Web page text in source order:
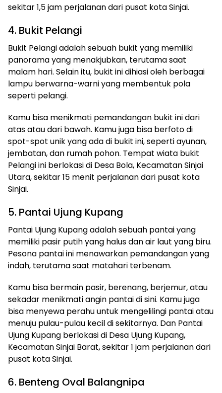
sekitar 1,5 jam perjalanan dari pusat kota Sinjai.
4. Bukit Pelangi
Bukit Pelangi adalah sebuah bukit yang memiliki
panorama yang menakjubkan, terutama saat
malam hari. Selain itu, bukit ini dihiasi oleh berbagai
lampu berwarna-warni yang membentuk pola
seperti pelangi.
Kamu bisa menikmati pemandangan bukit ini dari
atas atau dari bawah. Kamu juga bisa berfoto di
spot-spot unik yang ada di bukit ini, seperti ayunan,
jembatan, dan rumah pohon. Tempat wiata bukit
Pelangi ini berlokasi di Desa Bola, Kecamatan Sinjai
Utara, sekitar 15 menit perjalanan dari pusat kota
Sinjai.
5. Pantai Ujung Kupang
Pantai Ujung Kupang adalah sebuah pantai yang
memiliki pasir putih yang halus dan air laut yang biru.
Pesona pantai ini menawarkan pemandangan yang
indah, terutama saat matahari terbenam.
Kamu bisa bermain pasir, berenang, berjemur, atau
sekadar menikmati angin pantai di sini. Kamu juga
bisa menyewa perahu untuk mengelilingi pantai atau
menuju pulau-pulau kecil di sekitarnya. Dan Pantai
Ujung Kupang berlokasi di Desa Ujung Kupang,
Kecamatan Sinjai Barat, sekitar 1 jam perjalanan dari
pusat kota Sinjai.
6. Benteng Oval Balangnipa